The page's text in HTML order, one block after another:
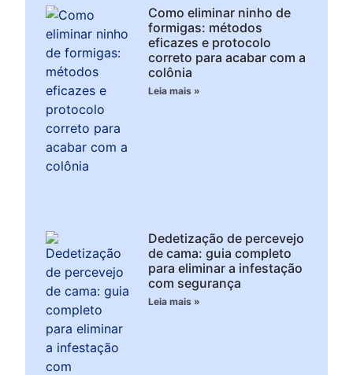
Como eliminar ninho de
formigas: métodos
eficazes e protocolo
correto para acabar com a
colônia
Leia mais »
Dedetização de percevejo
de cama: guia completo
para eliminar a infestação
com segurança
Leia mais »